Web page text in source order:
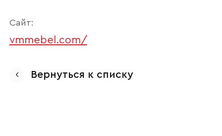
Сайт:
vmmebel.com/
Вернуться к списку
Ваше имя